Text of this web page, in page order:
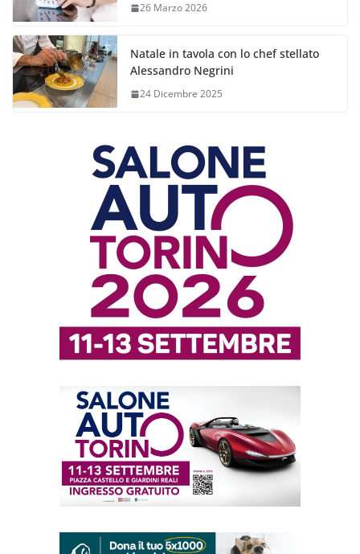
26 Marzo 2026
Natale in tavola con lo chef stellato
Alessandro Negrini
24 Dicembre 2025